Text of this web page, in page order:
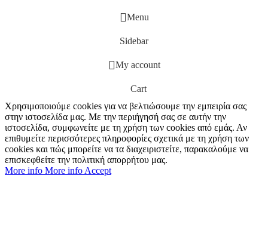
Menu
Sidebar
My account
Cart
Χρησιμοποιούμε cookies για να βελτιώσουμε την εμπειρία σας
στην ιστοσελίδα μας. Με την περιήγησή σας σε αυτήν την
ιστοσελίδα, συμφωνείτε με τη χρήση των cookies από εμάς. Αν
επιθυμείτε περισσότερες πληροφορίες σχετικά με τη χρήση των
cookies και πώς μπορείτε να τα διαχειριστείτε, παρακαλούμε να
επισκεφθείτε την πολιτική απορρήτου μας.
More info More info Accept